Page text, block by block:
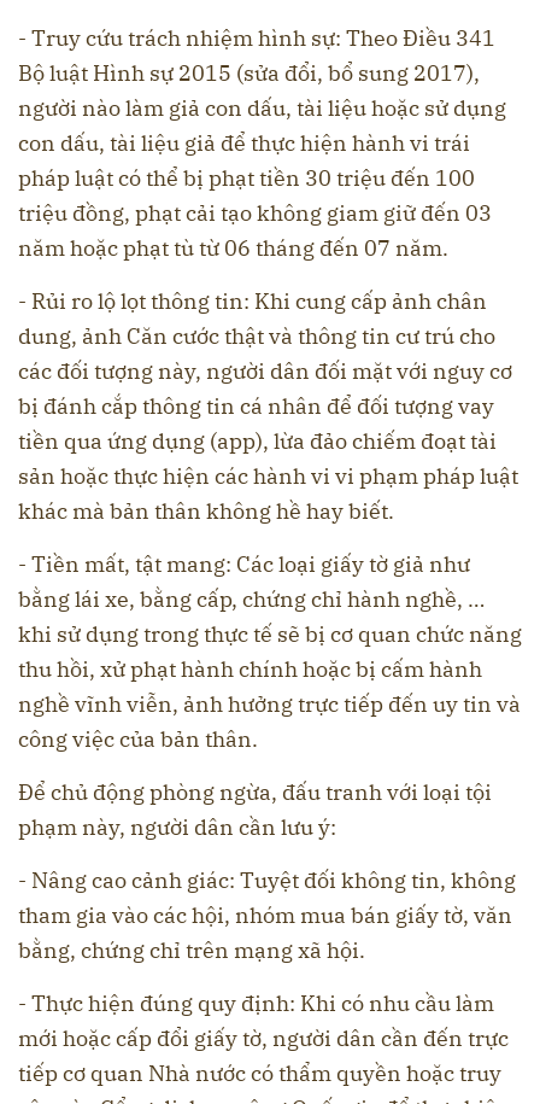
- Truy cứu trách nhiệm hình sự: Theo Điều 341
Bộ luật Hình sự 2015 (sửa đổi, bổ sung 2017),
người nào làm giả con dấu, tài liệu hoặc sử dụng
con dấu, tài liệu giả để thực hiện hành vi trái
pháp luật có thể bị phạt tiền 30 triệu đến 100
triệu đồng, phạt cải tạo không giam giữ đến 03
năm hoặc phạt tù từ 06 tháng đến 07 năm.
- Rủi ro lộ lọt thông tin: Khi cung cấp ảnh chân
dung, ảnh Căn cước thật và thông tin cư trú cho
các đối tượng này, người dân đối mặt với nguy cơ
bị đánh cắp thông tin cá nhân để đối tượng vay
tiền qua ứng dụng (app), lừa đảo chiếm đoạt tài
sản hoặc thực hiện các hành vi vi phạm pháp luật
khác mà bản thân không hề hay biết.
- Tiền mất, tật mang: Các loại giấy tờ giả như
bằng lái xe, bằng cấp, chứng chỉ hành nghề, …
khi sử dụng trong thực tế sẽ bị cơ quan chức năng
thu hồi, xử phạt hành chính hoặc bị cấm hành
nghề vĩnh viễn, ảnh hưởng trực tiếp đến uy tin và
công việc của bản thân.
Để chủ động phòng ngừa, đấu tranh với loại tội
phạm này, người dân cần lưu ý:
- Nâng cao cảnh giác: Tuyệt đối không tin, không
tham gia vào các hội, nhóm mua bán giấy tờ, văn
bằng, chứng chỉ trên mạng xã hội.
- Thực hiện đúng quy định: Khi có nhu cầu làm
mới hoặc cấp đổi giấy tờ, người dân cần đến trực
tiếp cơ quan Nhà nước có thẩm quyền hoặc truy